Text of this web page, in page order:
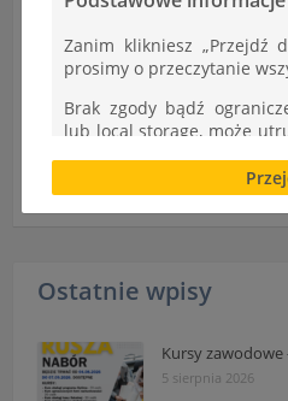
Dodano:
14-03-2016
Kategoria:
Ostatnie wpisy
Kursy
5 sierpnia 2026
Zanim klikniesz „Przejdź
prosimy o przeczytanie
Brak zgody bądź
lub local storage, może
Informacje dotyczące
danych osobowych